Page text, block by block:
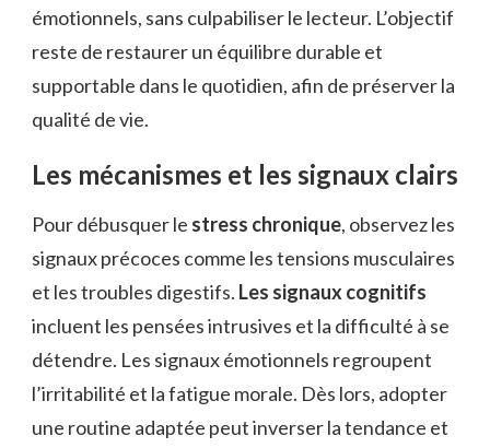
émotionnels, sans culpabiliser le lecteur. L’objectif
reste de restaurer un équilibre durable et
supportable dans le quotidien, afin de préserver la
qualité de vie.
Les mécanismes et les signaux clairs
Pour débusquer le stress chronique, observez les
signaux précoces comme les tensions musculaires
et les troubles digestifs. Les signaux cognitifs
incluent les pensées intrusives et la difficulté à se
détendre. Les signaux émotionnels regroupent
l’irritabilité et la fatigue morale. Dès lors, adopter
une routine adaptée peut inverser la tendance et